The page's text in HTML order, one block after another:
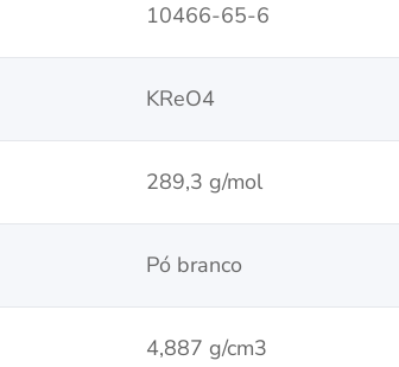
10466-65-6
KReO4
289,3 g/mol
Pó branco
4,887 g/cm3